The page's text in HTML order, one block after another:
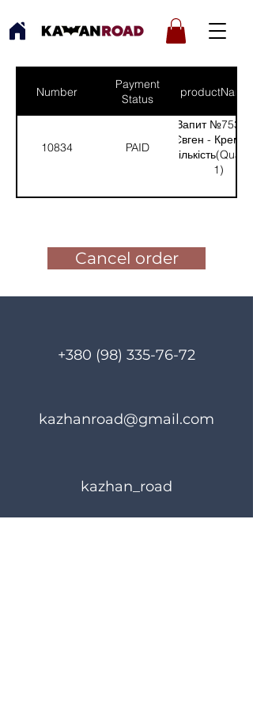
Number
Payment
Status
productNames
10834 PAID
Запит №753 від:
Євген -
1)
Cancel order
+380 (98) 335-76-72
kazhanroad@gmail.com
kazhan_road